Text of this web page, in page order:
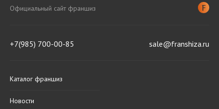
Официальный сайт франшиз
+7(985) 700-00-85 sale@franshiza.ru
Каталог франшиз
Новости